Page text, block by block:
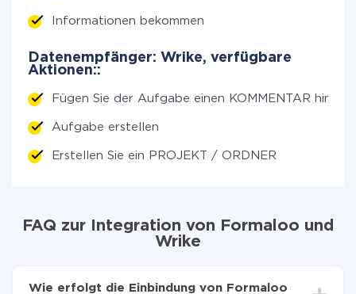
Informationen bekommen
Datenempfänger: Wrike, verfügbare
Aktionen::
Fügen Sie der Aufgabe einen KOMMENTAR hinzu
Aufgabe erstellen
Erstellen Sie ein PROJEKT / ORDNER
FAQ zur Integration von Formaloo und
Wrike
Wie erfolgt die Einbindung von Formaloo